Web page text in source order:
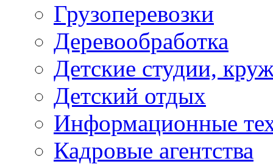
Грузоперевозки
Деревообработка
Детские студии,
Детский отдых
Информационные
Кадровые агентства